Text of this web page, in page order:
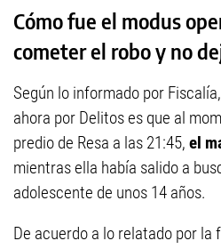
Cómo fue el modus
cometer el robo y no
Según lo informado por
ahora por Delitos es que al
predio de Resa a las 21:45, el
mientras ella había salido a
adolescente de unos 14 años.
De acuerdo a lo relatado por la